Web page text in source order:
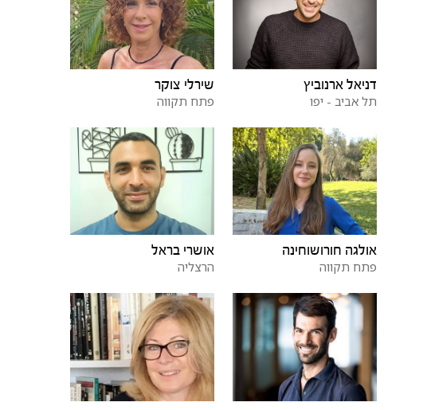
דניאל ארנוביץ
תל אביב - יפו
שירלי צוקר
פתח תקווה
אולגה חורושוחינה
פתח תקווה
אושרי בראל
הרצליה